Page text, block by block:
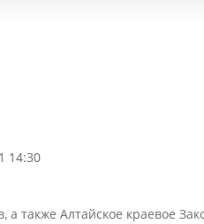
14:30
также Алтайское краевое